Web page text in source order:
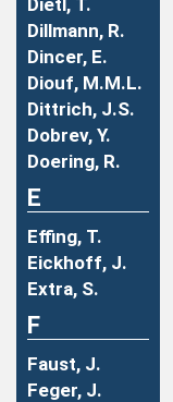
Dietl, T.
Dillmann, R.
Dincer, E.
Diouf, M.M.L.
Dittrich, J.S.
Dobrev, Y.
Doering, R.
E
Effing, T.
Eickhoff, J.
Extra, S.
F
Faust, J.
Feger, J.